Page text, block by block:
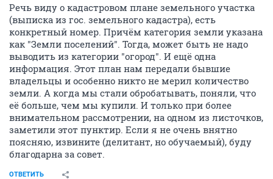
Речь виду о кадастровом плане земельного участка
(выписка из гос. земельного кадастра), есть
конкретный номер. Причём категория земли указана
как "Земли поселений". Тогда, может быть не надо
выводить из категории "огород". И ещё одна
информация. Этот план нам передали бывшие
владельцы и особенно никто не мерил количество
земли. А когда мы стали обробатывать, поняли, что
её больше, чем мы купили. И только при более
внимательном рассмотрении, на одном из листочков,
заметили этот пунктир. Если я не очень внятно
поясняю, извините (делитант, но обучаемый), буду
благодарна за совет.
ОТВЕТИТЬ